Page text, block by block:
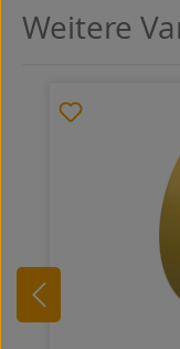
Produktgalerie
Weitere